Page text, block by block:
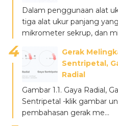
Dalam penggunaan alat
tiga alat ukur panjang
mikrometer sekrup, dan
Gerak
Sentripetal,
Radial
Gambar 1.1. Gaya Radial,
Sentripetal -klik gambar
pembahasan gerak me...